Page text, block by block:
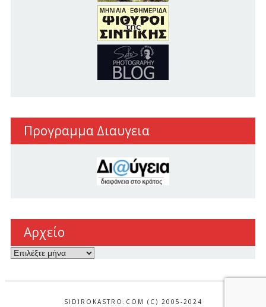
Προγραμμα Διαυγεια
Αρχείο
Αρχείο
SIDIROKASTRO.COM (C) 2005-2024